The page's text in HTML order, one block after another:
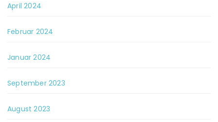
April 2024
Februar 2024
Januar 2024
September 2023
August 2023